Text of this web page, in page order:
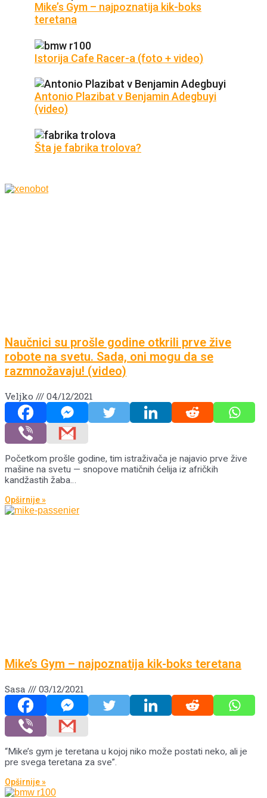
Mike’s Gym – najpoznatija kik-boks
teretana
Istorija Cafe Racer-a (foto + video)
Antonio Plazibat v Benjamin Adegbuyi
(video)
Šta je fabrika trolova?
Naučnici su prošle godine otkrili prve žive
robote na svetu. Sada, oni mogu da se
razmnožavaju! (video)
Veljko 04/12/2021
Početkom prošle godine, tim istraživača je najavio prve žive
mašine na svetu — snopove matičnih ćelija iz afričkih
kandžastih žaba…
Opširnije »
Mike’s Gym – najpoznatija kik-boks teretana
Sasa 03/12/2021
“Mike’s gym je teretana u kojoj niko može postati neko, ali je
pre svega teretana za sve”.
Opširnije »